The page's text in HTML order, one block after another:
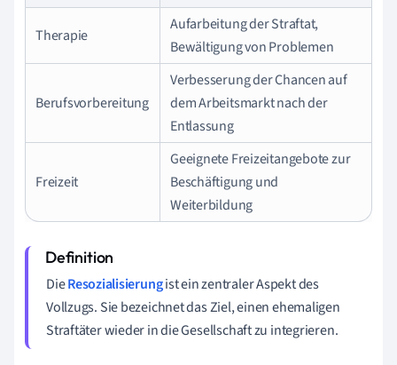
Therapie
Aufarbeitung der Straftat,
Bewältigung von Problemen
Berufsvorbereitung
Verbesserung der Chancen auf
dem Arbeitsmarkt nach der
Entlassung
Freizeit
Geeignete Freizeitangebote zur
Beschäftigung und
Weiterbildung
DieResozialisierungist ein zentraler Aspekt des
Vollzugs. Sie bezeichnet das Ziel, einen ehemaligen
Straftäter wieder in die Gesellschaft zu integrieren.